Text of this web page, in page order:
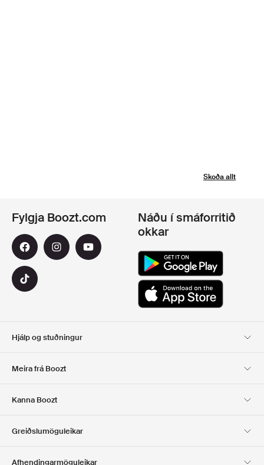
Skoða allt
Hjálp og stuðningur
Meira frá Boozt
Club Boozt
Kanna Boozt
Fylgja Boozt.com
Náðu í smáforritið
okkar
Greiðslumöguleikar
Afhendingarmöguleikar